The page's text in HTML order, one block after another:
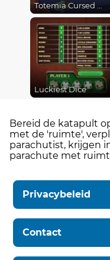
Totemia Cursed Marbles
Luckiest Dice
Bereid de katapult
met de 'ruimte',
parachutist, krijgen
parachute met
Privacybeleid
Contact